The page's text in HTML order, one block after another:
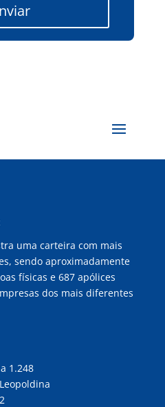
uma carteira com mais
sendo aproximadamente
físicas e 687 apólices
dos mais diferentes
1.248